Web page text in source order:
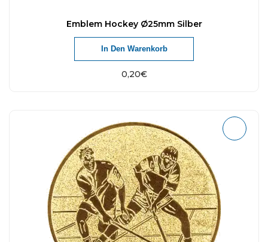
Emblem Hockey Ø25mm Silber
0,20€
In Den Warenkorb